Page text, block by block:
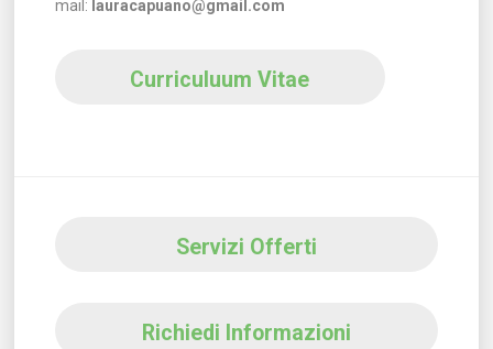
mail: lauracapuano@gmail.com
Curriculuum Vitae
Servizi Offerti
Richiedi Informazioni